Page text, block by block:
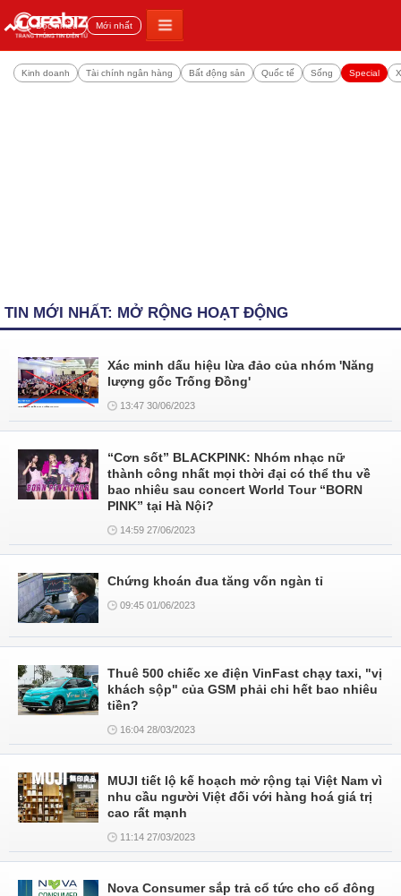
Đọc nhiều Mới nhất
Kinh doanh Tài chính ngân hàng Bất động sản Quốc tế Sống Special
TIN MỚI NHẤT: MỞ RỘNG HOẠT ĐỘNG
Xác minh dấu hiệu lừa đảo của nhóm 'Năng
lượng gốc Trống Đồng'
13:47 30/06/2023
“Cơn sốt” BLACKPINK: Nhóm nhạc nữ
thành công nhất mọi thời đại có thể thu về
bao nhiêu sau concert World Tour “BORN
PINK” tại Hà Nội?
14:59 27/06/2023
Chứng khoán đua tăng vốn ngàn tỉ
09:45 01/06/2023
Thuê 500 chiếc xe điện VinFast chạy taxi, "vị
khách sộp" của GSM phải chi hết bao nhiêu
tiền?
16:04 28/03/2023
MUJI tiết lộ kế hoạch mở rộng tại Việt Nam vì
nhu cầu người Việt đối với hàng hoá giá trị
cao rất mạnh
11:14 27/03/2023
Nova Consumer sắp trả cổ tức cho cổ đông